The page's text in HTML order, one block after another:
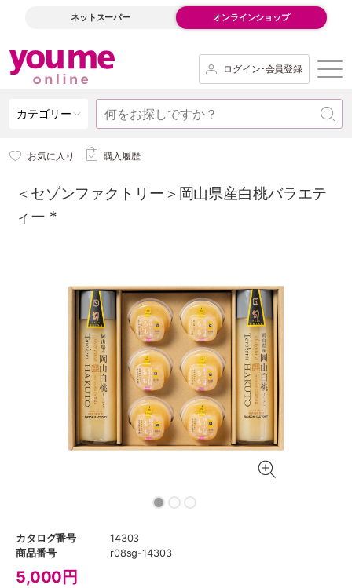
ネットスーパー オンラインショップ
ログイン･会員登録
カテゴリー
お気に入り 購入履歴
＜セゾンファクトリー＞岡山県産白桃バラエテ
ィー *
カタログ番号
14303
商品番号
r08sg-14303
5,000 円